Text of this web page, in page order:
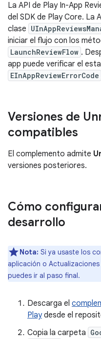
La API de Play In-App
del SDK de Play Core. La
clase
iniciar el flujo con los
LaunchReviewFlow .
app puede verificar el
EInAppReviewErrorCode
Versiones de
compatibles
El complemento admite
versiones posteriores.
Cómo
desarrollo
Nota: Si ya usaste los
aplicación o Actualizaciones
puedes ir al paso final.
Descarga el
Playdesde el
Copia la carpeta